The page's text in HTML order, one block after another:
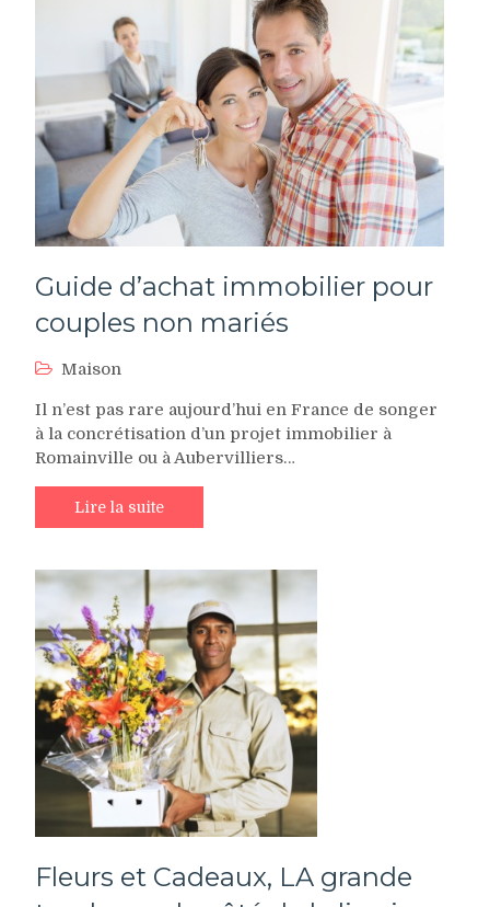
Guide d’achat immobilier pour
couples non mariés
Maison
Il n’est pas rare aujourd’hui en France de songer
à la concrétisation d’un projet immobilier à
Romainville ou à Aubervilliers…
Lire la suite
Fleurs et Cadeaux, LA grande